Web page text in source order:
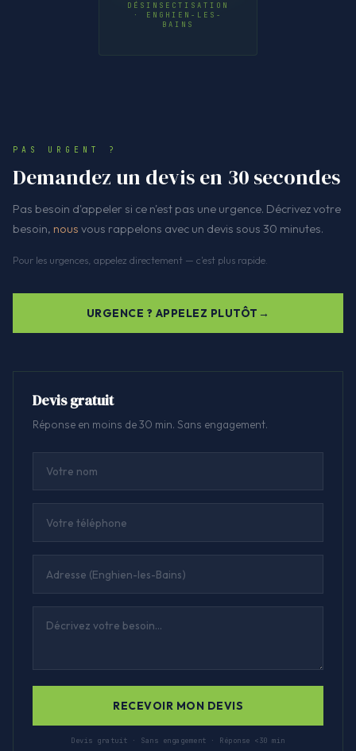
DÉSINSECTISATION
· ENGHIEN-LES-
BAINS
PAS URGENT ?
Demandez un devis en 30 secondes
Pas besoin d'appeler si ce n'est pas une urgence. Décrivez votre
besoin, nous vous rappelons avec un devis sous 30 minutes.
Pour les urgences, appelez directement — c'est plus rapide.
URGENCE ? APPELEZ PLUTÔT
Devis gratuit
Réponse en moins de 30 min. Sans engagement.
RECEVOIR MON DEVIS
Devis gratuit · Sans engagement · Réponse <30 min